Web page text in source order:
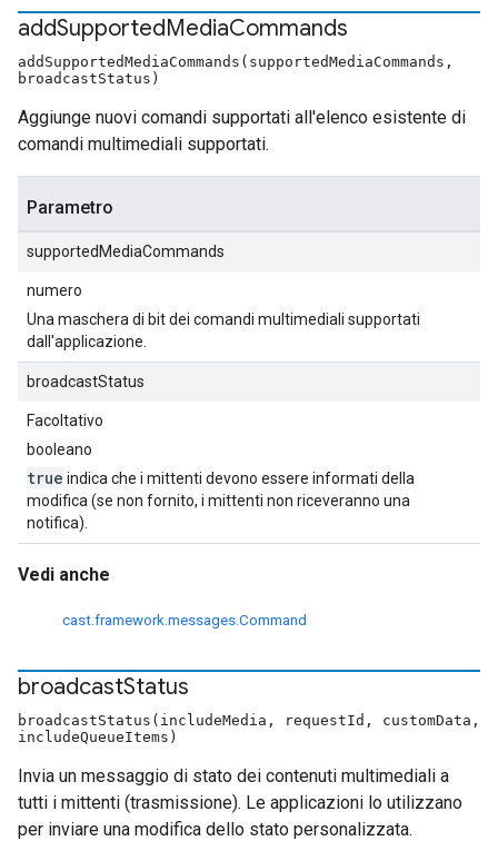
addSupportedMediaCommands
addSupportedMediaCommands(supportedMediaCommands,
broadcastStatus)
Aggiunge nuovi comandi supportati all'elenco esistente di
comandi multimediali supportati.
Parametro
supportedMediaCommands
numero
Una maschera di bit dei comandi multimediali supportati
dall'applicazione.
broadcastStatus
Facoltativo
booleano
true indica che i mittenti devono essere informati della
modifica (se non fornito, i mittenti non riceveranno una
notifica).
Vedi anche
cast.framework.messages.Command
broadcastStatus
broadcastStatus(includeMedia, requestId, customData,
includeQueueItems)
Invia un messaggio di stato dei contenuti multimediali a
tutti i mittenti (trasmissione). Le applicazioni lo utilizzano
per inviare una modifica dello stato personalizzata.